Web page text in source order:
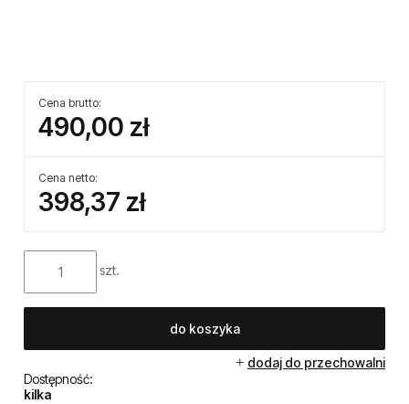
Cena brutto:
490,00 zł
Cena netto:
398,37 zł
szt.
do koszyka
dodaj do przechowalni
Dostępność:
kilka